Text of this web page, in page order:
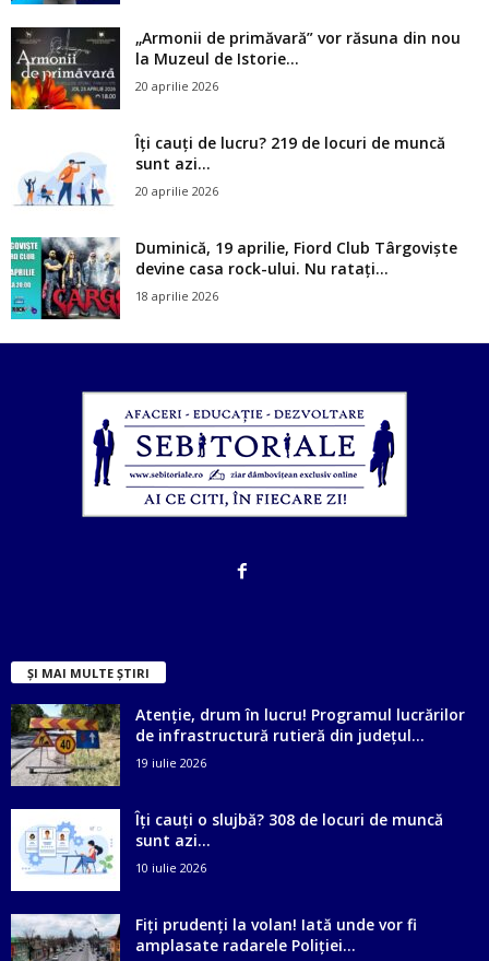
„Armonii de primăvară” vor răsuna din nou
la Muzeul de Istorie...
20 aprilie 2026
Îți cauți de lucru? 219 de locuri de muncă
sunt azi...
20 aprilie 2026
Duminică, 19 aprilie, Fiord Club Târgoviște
devine casa rock-ului. Nu ratați...
18 aprilie 2026
ȘI MAI MULTE ȘTIRI
Atenție, drum în lucru! Programul lucrărilor
de infrastructură rutieră din județul...
19 iulie 2026
Îți cauți o slujbă? 308 de locuri de muncă
sunt azi...
10 iulie 2026
Fiți prudenți la volan! Iată unde vor fi
amplasate radarele Poliției...